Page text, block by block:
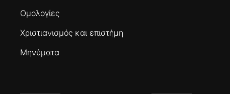
Ομολογίες
Χριστιανισμός και επιστήμη
Μηνύματα